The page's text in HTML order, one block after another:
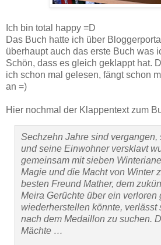
Ich bin total happy =D
Das Buch hatte ich über
überhaupt auch das erste Buch was
Schön, dass es gleich geklappt hat.
ich schon mal gelesen, fängt schon
an =)
Hier nochmal der Klappentext zum
Sechzehn Jahre sind
und seine Einwohner versklavt
gemeinsam mit sieben
Magie und die Macht von Winter
besten Freund Mather, dem
Meira Gerüchte über ein
wiederherstellen könnte,
nach dem Medaillon zu suchen.
Mächte …